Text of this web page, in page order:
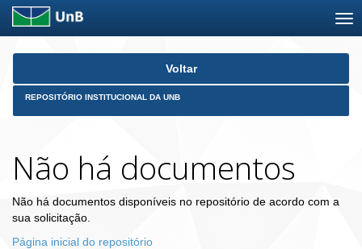
Skip
Voltar
REPOSITÓRIO INSTITUCIONAL DA UNB
Não há documentos
Não há documentos disponíveis no repositório de acordo com a
sua solicitação.
Página inicial do repositório